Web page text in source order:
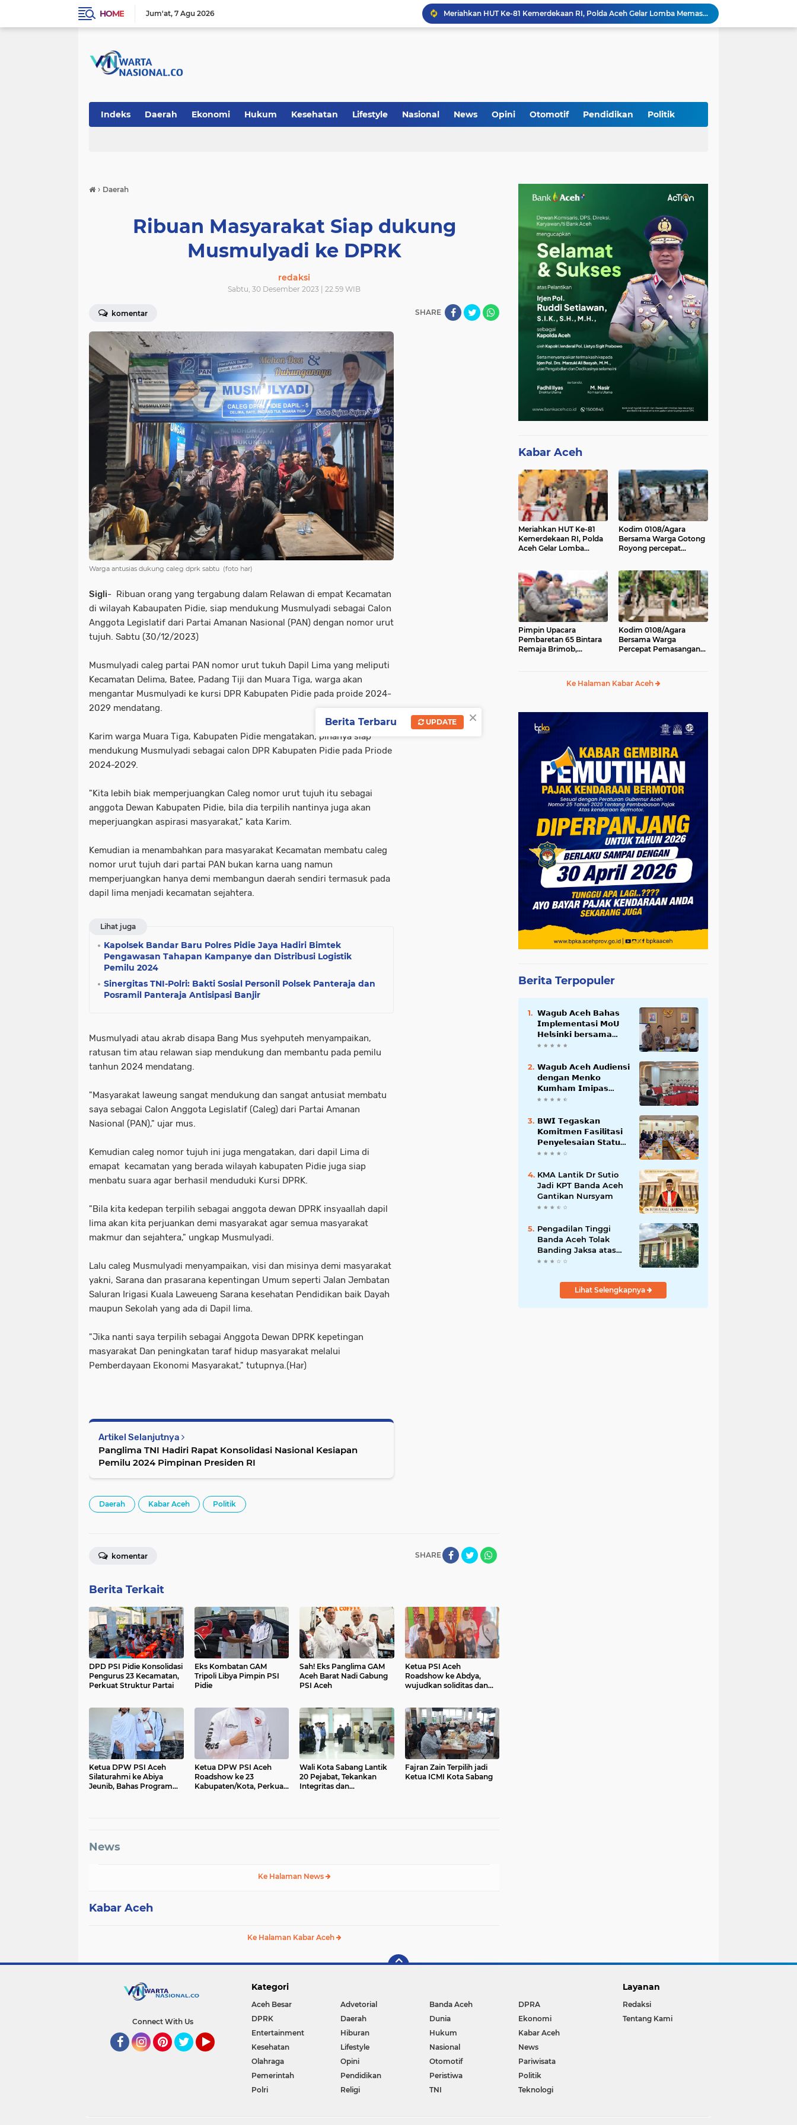
HOME Jum'at 7 Agu 2026
Babinsa Simpang Tiga Monitoring Harga Sembako, Pastikan Stabilitas dan Ketersediaan Bahan Pokok
Babinsa Lembah Seulawah Perkuat Sinergi dengan Tenaga Pendidik, Tekankan Pencegahan Kenakalan Remaja dan Bahaya Narkoba
Rp 2,5 Triliun Dana Kementan untuk Bencana, Pemerintah Aceh kelola Rp 9,7 M
Indeks Daerah Ekonomi Hukum Kesehatan Lifestyle Nasional News Opini Otomotif Pendidikan Politik
› Daerah
Ribuan Masyarakat Siap dukung
Musmulyadi ke DPRK
redaksi
Sabtu, 30 Desember 2023 | 22.59 WIB
komentar SHARE
Warga antusias dukung caleg dprk sabtu (foto har)
Sigli- Ribuan orang yang tergabung dalam Relawan di empat Kecamatan
di wilayah Kabaupaten Pidie, siap mendukung Musmulyadi sebagai Calon
Anggota Legislatif dari Partai Amanan Nasional (PAN) dengan nomor urut
tujuh. Sabtu (30/12/2023)
Musmulyadi caleg partai PAN nomor urut tukuh Dapil Lima yang meliputi
Kecamatan Delima, Batee, Padang Tiji dan Muara Tiga, warga akan
mengantar Musmulyadi ke kursi DPR Kabupaten Pidie pada proide 2024-
2029 mendatang.
Karim warga Muara Tiga, Kabupaten Pidie mengatakan, pihanya siap
mendukung Musmulyadi sebagai calon DPR Kabupaten Pidie pada Priode
2024-2029.
"Kita lebih biak memperjuangkan Caleg nomor urut tujuh itu sebagai
anggota Dewan Kabupaten Pidie, bila dia terpilih nantinya juga akan
meperjuangkan aspirasi masyarakat," kata Karim.
Kemudian ia menambahkan para masyarakat Kecamatan membatu caleg
nomor urut tujuh dari partai PAN bukan karna uang namun
memperjuangkan hanya demi membangun daerah sendiri termasuk pada
dapil lima menjadi kecamatan sejahtera.
Lihat juga
Kapolsek Bandar Baru Polres Pidie Jaya Hadiri Bimtek
Pengawasan Tahapan Kampanye dan Distribusi Logistik
Pemilu 2024
Sinergitas TNI-Polri: Bakti Sosial Personil Polsek Panteraja dan
Posramil Panteraja Antisipasi Banjir
Musmulyadi atau akrab disapa Bang Mus syehputeh menyampaikan,
ratusan tim atau relawan siap mendukung dan membantu pada pemilu
tanhun 2024 mendatang.
"Masyarakat laweung sangat mendukung dan sangat antusiat membatu
saya sebagai Calon Anggota Legislatif (Caleg) dari Partai Amanan
Nasional (PAN)," ujar mus.
Kemudian caleg nomor tujuh ini juga mengatakan, dari dapil Lima di
emapat kecamatan yang berada wilayah kabupaten Pidie juga siap
menbatu suara agar berhasil menduduki Kursi DPRK.
"Bila kita kedepan terpilih sebagai anggota dewan DPRK insyaallah dapil
lima akan kita perjuankan demi masyarakat agar semua masyarakat
makmur dan sejahtera," ungkap Musmulyadi.
Lalu caleg Musmulyadi menyampaikan, visi dan misinya demi masyarakat
yakni, Sarana dan prasarana kepentingan Umum seperti Jalan Jembatan
Saluran Irigasi Kuala Laweueng Sarana kesehatan Pendidikan baik Dayah
maupun Sekolah yang ada di Dapil lima.
"Jika nanti saya terpilih sebagai Anggota Dewan DPRK kepetingan
masyarakat Dan peningkatan taraf hidup masyarakat melalui
Pemberdayaan Ekonomi Masyarakat," tutupnya.(Har)
Artikel Selanjutnya
Panglima TNI Hadiri Rapat Konsolidasi Nasional Kesiapan
Pemilu 2024 Pimpinan Presiden RI
Daerah Kabar Aceh Politik
SHARE
komentar
Berita Terkait
DPD PSI Pidie Konsolidasi
Pengurus 23 Kecamatan,
Perkuat Struktur Partai
Eks Kombatan GAM
Tripoli Libya Pimpin PSI
Pidie
Sah! Eks Panglima GAM
Aceh Barat Nadi Gabung
PSI Aceh
Ketua PSI Aceh
Roadshow ke Abdya,
wujudkan soliditas dan
Ketua DPW PSI Aceh
Silaturahmi ke Abiya
Jeunib, Bahas Program
Ketua DPW PSI Aceh
Roadshow ke 23
Kabupaten/Kota, Perkuat
Wali Kota Sabang Lantik
20 Pejabat, Tekankan
Integritas dan
Fajran Zain Terpilih jadi
Ketua ICMI Kota Sabang
News
Ke Halaman News
Kabar Aceh
Ke Halaman Kabar Aceh
Kabar Aceh
Meriahkan HUT Ke-81
Kemerdekaan RI, Polda
Aceh Gelar Lomba
Kodim 0108/Agara
Bersama Warga Gotong
Royong percepat
Desa Gulo Aceh
Tenggara
Pimpin Upacara
Pembaretan 65 Bintara
Remaja Brimob,
Kodim 0108/Agara
Bersama Warga
Percepat Pemasangan
Ke Halaman Kabar Aceh
Berita Terpopuler
𝗪𝗮𝗴𝘂𝗯 𝗔𝗰𝗲𝗵 𝗕𝗮𝗵𝗮𝘀
𝗜𝗺𝗽𝗹𝗲𝗺𝗲𝗻𝘁𝗮𝘀𝗶 𝗠𝗼𝗨
𝗛𝗲𝗹𝘀𝗶𝗻𝗸𝗶 𝗯𝗲𝗿𝘀𝗮𝗺𝗮
𝗦𝗲𝗸𝗿𝗲𝘁𝗮𝗿𝗶𝗮𝘁 𝗡𝗲𝗴𝗮𝗿𝗮
𝗪𝗮𝗴𝘂𝗯 𝗔𝗰𝗲𝗵 𝗔𝘂𝗱𝗶𝗲𝗻𝘀𝗶
𝗱𝗲𝗻𝗴𝗮𝗻 𝗠𝗲𝗻𝗸𝗼
𝗞𝘂𝗺𝗵𝗮𝗺 𝗜𝗺𝗶𝗽𝗮𝘀
𝗧𝗲𝗿𝗸𝗮𝗶𝘁 𝗦𝘁𝗮𝘁𝘂𝘀 𝗪𝗮𝗸𝗮𝗳
𝗕𝗪𝗜 𝗧𝗲𝗴𝗮𝘀𝗸𝗮𝗻
𝗞𝗼𝗺𝗶𝘁𝗺𝗲𝗻 𝗙𝗮𝘀𝗶𝗹𝗶𝘁𝗮𝘀𝗶
𝗣𝗲𝗻𝘆𝗲𝗹𝗲𝘀𝗮𝗶𝗮𝗻 𝗦𝘁𝗮𝘁𝘂𝘀
𝗪𝗮𝗸𝗮𝗳 𝗕𝗹𝗮𝗻𝗴 𝗣𝗮𝗱𝗮𝗻𝗴
KMA Lantik Dr Sutio
Jadi KPT Banda Aceh
Gantikan Nursyam
Pengadilan Tinggi
Banda Aceh Tolak
Banding Jaksa atas
Putusan Bebas Kasus
Lihat Selengkapnya
Connect With Us
Kategori
Aceh Besar Advetorial Banda Aceh
DPRA
DPRK
Daerah Dunia
Ekonomi
Entertainment
Hiburan Hukum
Kabar Aceh
Kesehatan
Lifestyle Nasional
News
Olahraga
Opini Otomotif
Pariwisata
Pemerintah
Pendidikan Peristiwa
Politik
Polri
Religi TNI Teknologi
Layanan
Redaksi
Tentang Kami
×
Berita Terbaru UPDATE